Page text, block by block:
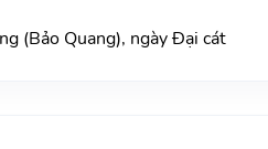
(Bảo Quang), ngày Đại cát